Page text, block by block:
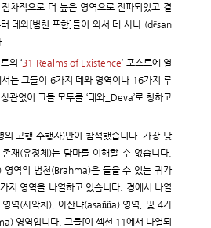
차적으로 더 높은 영역으로 전파되었고 결
데와[범천 포함]들이 와서 데-사나-(dēsan
의 ‘31 Realms of Existence’ 포스트에 열
는 그들이 6가지 데와 영역이나 16가지 루
관없이 그들 모두를 ‘데와_Deva’로 칭하고
고행 수행자)만이 참석했습니다. 가장 낮
재(유정체)는 담마를 이해할 수 없습니다.
역의 범천(Brahma)은 들을 수 있는 귀가
지 영역을 나열하고 있습니다. 경에서 나열
역(사악처), 아산냐(asañña) 영역, 및 4가
영역입니다. 그들[이 섹션 11에서 나열되